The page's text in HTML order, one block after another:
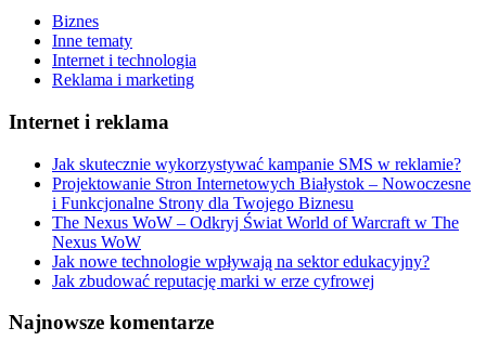
Biznes
Inne tematy
Internet i technologia
Reklama i marketing
Internet i reklama
Jak skutecznie wykorzystywać kampanie SMS w reklamie?
Projektowanie Stron Internetowych Białystok – Nowoczesne
i Funkcjonalne Strony dla Twojego Biznesu
The Nexus WoW – Odkryj Świat World of Warcraft w The
Nexus WoW
Jak nowe technologie wpływają na sektor edukacyjny?
Jak zbudować reputację marki w erze cyfrowej
Najnowsze komentarze